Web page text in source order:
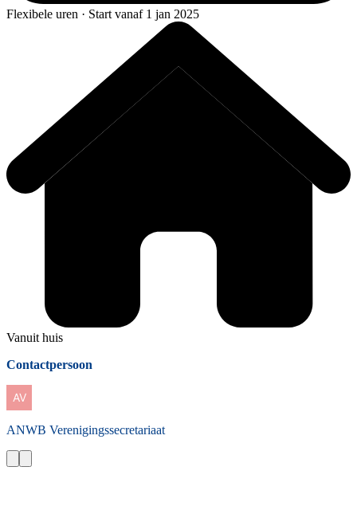
Flexibele uren · Start vanaf 1 jan 2025
Vanuit huis
Contactpersoon
ANWB Verenigingssecretariaat